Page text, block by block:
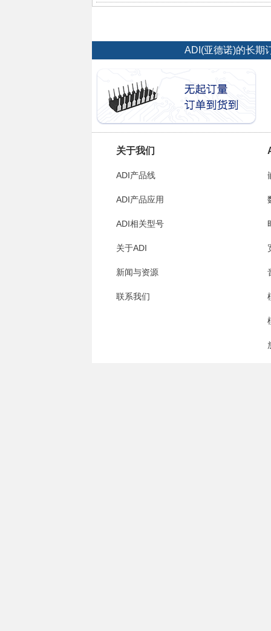
Accurate PWM
ADI(亚德诺)的长期
关于我们
ADI产品线
ADI产品应用
ADI相关型号
关于ADI
新闻与资源
联系我们